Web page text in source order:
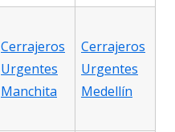
Cerrajeros
Urgentes
Manchita
Cerrajeros
Urgentes
Medellín